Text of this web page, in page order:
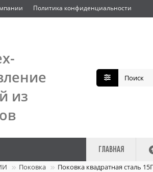
Политика конфиденциальности
ГЛАВНАЯ
Поковка Поковка квадратная сталь